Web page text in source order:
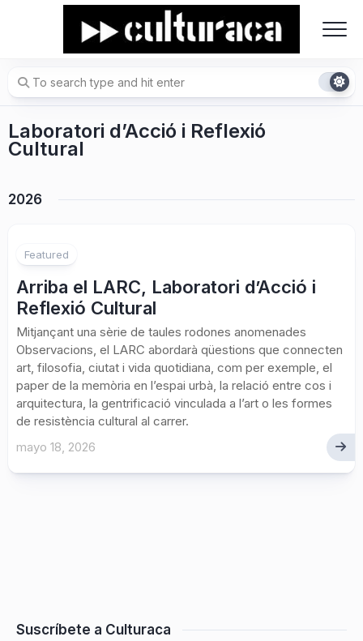
Laboratori d’Acció i Reflexió
Cultural
2026
Featured
Arriba el LARC, Laboratori d’Acció i
Reflexió Cultural
Mitjançant una sèrie de taules rodones anomenades
Observacions, el LARC abordarà qüestions que connecten
art, filosofia, ciutat i vida quotidiana, com per exemple, el
paper de la memòria en l’espai urbà, la relació entre cos i
arquitectura, la gentrificació vinculada a l’art o les formes
de resistència cultural al carrer.
mayo 18, 2026
Suscríbete a Culturaca